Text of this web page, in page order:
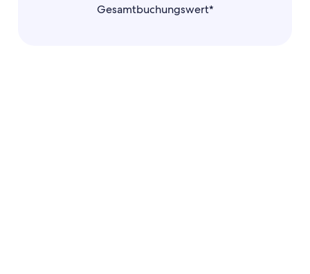
Gesamtbuchungswert*